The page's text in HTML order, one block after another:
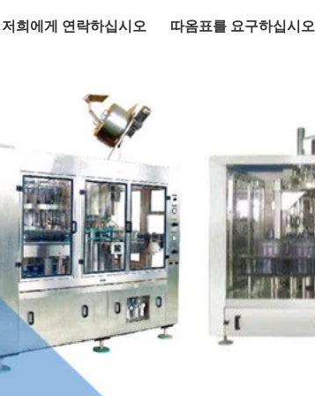
저희에게 연락하십시오 따옴표를 요구하십시오